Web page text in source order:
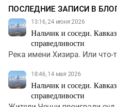
ПОСЛЕДНИЕ ЗАПИСИ В
13:16, 24 июня 2026
Нальчик и соседи.
справедливости
Река имени Хизира. Или что-
18:46, 14 мая 2026
Нальчик и соседи.
справедливости